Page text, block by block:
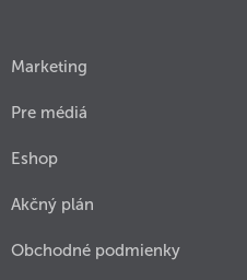
Marketing
Pre médiá
Eshop
Akčný plán
Obchodné podmienky